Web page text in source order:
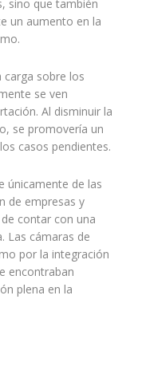
sino que también
un aumento en la
carga sobre los
se ven
Al disminuir la
se promovería un
casos pendientes.
únicamente de las
de empresas y
contar con una
Las cámaras de
por la integración
encontraban
plena en la